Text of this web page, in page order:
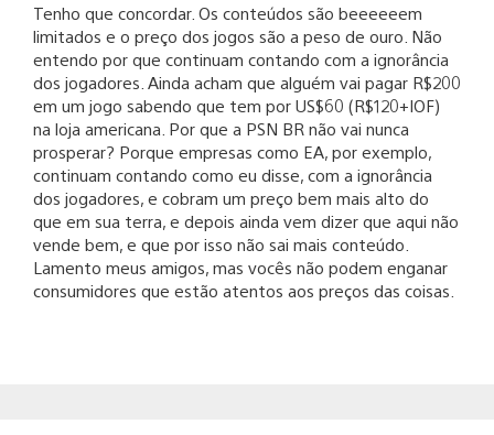
Tenho que concordar. Os conteúdos são beeeeeem
limitados e o preço dos jogos são a peso de ouro. Não
entendo por que continuam contando com a ignorância
dos jogadores. Ainda acham que alguém vai pagar R$200
em um jogo sabendo que tem por US$60 (R$120+IOF)
na loja americana. Por que a PSN BR não vai nunca
prosperar? Porque empresas como EA, por exemplo,
continuam contando como eu disse, com a ignorância
dos jogadores, e cobram um preço bem mais alto do
que em sua terra, e depois ainda vem dizer que aqui não
vende bem, e que por isso não sai mais conteúdo.
Lamento meus amigos, mas vocês não podem enganar
consumidores que estão atentos aos preços das coisas.